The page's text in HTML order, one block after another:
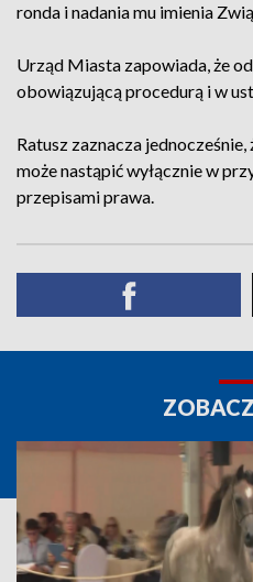
ronda i nadania mu imienia
Urząd Miasta zapowiada, że
obowiązującą procedurą i w
Ratusz zaznacza
może nastąpić wyłącznie w
przepisami prawa.